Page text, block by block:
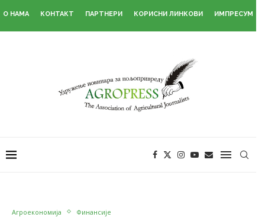
О НАМА КОНТАКТ ПАРТНЕРИ КОРИСНИ ЛИНКОВИ ИМПРЕСУМ
Агроекономија Финансије